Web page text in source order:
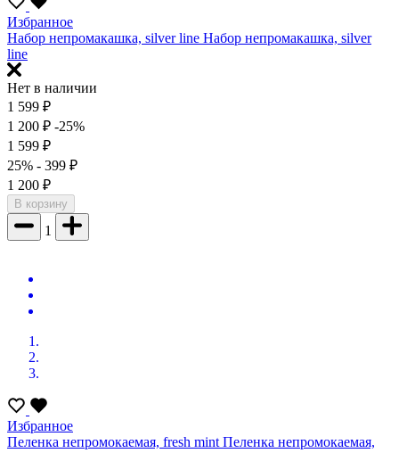
Избранное
Набор непромакашка, silver line Набор непромакашка, silver
line
Нет в наличии
1 599 ₽
1 200 ₽ -25%
1 599 ₽
25% - 399 ₽
1 200 ₽
В корзину
1
Избранное
Пеленка непромокаемая, fresh mint Пеленка непромокаемая,